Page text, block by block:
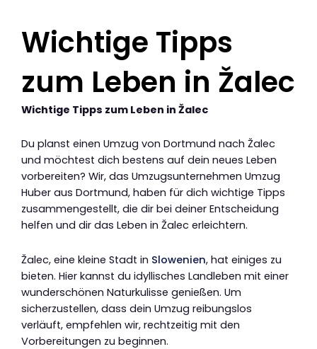
Wichtige Tipps
zum Leben in Žalec
Wichtige Tipps zum Leben in Žalec
Du planst einen Umzug von Dortmund nach Žalec
und möchtest dich bestens auf dein neues Leben
vorbereiten? Wir, das Umzugsunternehmen Umzug
Huber aus Dortmund, haben für dich wichtige Tipps
zusammengestellt, die dir bei deiner Entscheidung
helfen und dir das Leben in Žalec erleichtern.
Žalec, eine kleine Stadt in Slowenien, hat einiges zu
bieten. Hier kannst du idyllisches Landleben mit einer
wunderschönen Naturkulisse genießen. Um
sicherzustellen, dass dein Umzug reibungslos
verläuft, empfehlen wir, rechtzeitig mit den
Vorbereitungen zu beginnen.